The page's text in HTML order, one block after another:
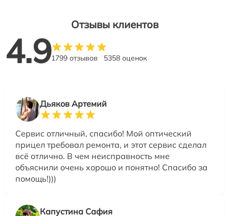
Отзывы клиентов
4.91799 отзывов 5358 оценок
Дьяков Артемий
Сервис отличный, спасибо! Мой оптический
прицел требовал ремонта, и этот сервис сделал
всё отлично. В чем неисправность мне
объяснили очень хорошо и понятно! Спасибо за
помощь!)))
Капустина Сафия